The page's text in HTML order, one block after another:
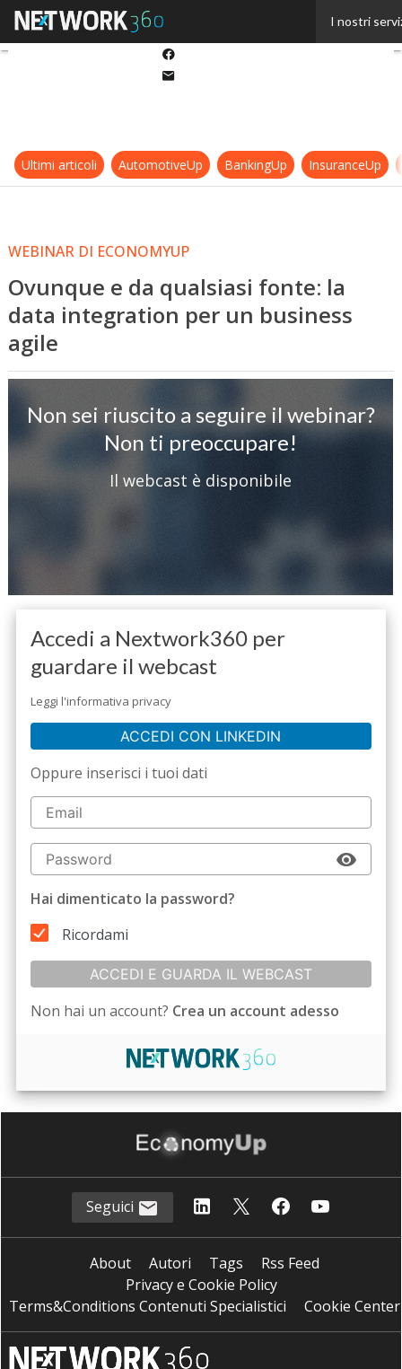
I nostri
Ultimi articoli AutomotiveUp BankingUp InsuranceUp
WEBINAR DI ECONOMYUP
Ovunque e da qualsiasi fonte: la
data integration per un business
agile
Non sei riuscito a seguire il webinar?
Non ti preoccupare!
Il webcast è disponibile
Accedi a Nextwork360 per
guardare il webcast
Leggi l'informativa privacy
ACCEDI CON LINKEDIN
Oppure inserisci i tuoi dati
Hai dimenticato la password?
Ricordami
ACCEDI E GUARDA IL WEBCAST
Non hai un account? Crea un account adesso
Seguici
About Autori Tags
Rss Feed
Privacy e Cookie Policy
Terms&Conditions Contenuti Specialistici
Cookie Center